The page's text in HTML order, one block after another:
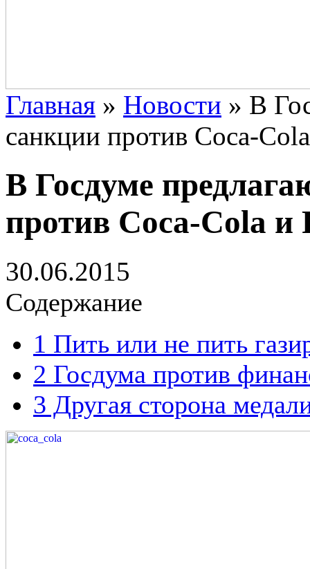
Главная » Новости » В
санкции против Coca-
В Госдуме
против Coca-Cola и
30.06.2015
Содержание
1 Пить или не пить
2 Госдума против
3 Другая сторона